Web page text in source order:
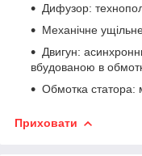
Дифузор:
Механічне
Двигун:
вбудованою в
Обмотка статора:
Приховати